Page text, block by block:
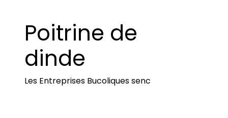
Poitrine de
dinde
Les Entreprises Bucoliques senc